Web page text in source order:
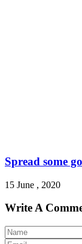
Spread some
15 June , 2020
Write A